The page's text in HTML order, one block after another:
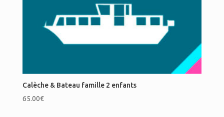
Calèche & Bateau famille 2 enfants
65.00€